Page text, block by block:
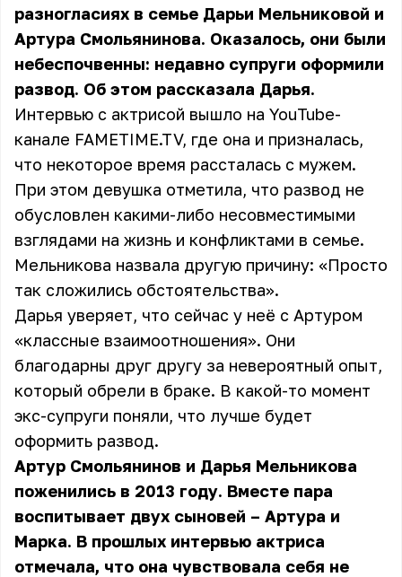
разногласиях в семье Дарьи Мельниковой и
Артура Смольянинова. Оказалось, они были
небеспочвенны: недавно супруги оформили
развод. Об этом рассказала Дарья.
Интервью с актрисой вышло на YouTube-
канале FAMETIME.TV, где она и призналась,
что некоторое время рассталась с мужем.
При этом девушка отметила, что развод не
обусловлен какими-либо несовместимыми
взглядами на жизнь и конфликтами в семье.
Мельникова назвала другую причину: «Просто
так сложились обстоятельства».
Дарья уверяет, что сейчас у неё с Артуром
«классные взаимоотношения». Они
благодарны друг другу за невероятный опыт,
который обрели в браке. В какой-то момент
экс-супруги поняли, что лучше будет
оформить развод.
Артур Смольянинов и Дарья Мельникова
поженились в 2013 году. Вместе пара
воспитывает двух сыновей – Артура и
Марка. В прошлых интервью актриса
отмечала, что она чувствовала себя не